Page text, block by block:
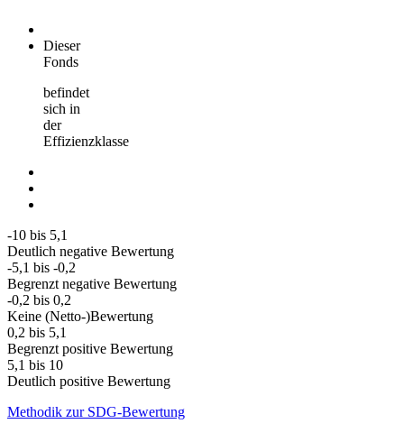
Dieser
Fonds
befindet
sich in
der
Effizienzklasse
-10 bis 5,1
Deutlich negative Bewertung
-5,1 bis -0,2
Begrenzt negative Bewertung
-0,2 bis 0,2
Keine (Netto-)Bewertung
0,2 bis 5,1
Begrenzt positive Bewertung
5,1 bis 10
Deutlich positive Bewertung
Methodik zur SDG-Bewertung